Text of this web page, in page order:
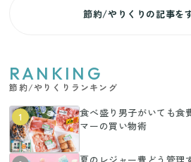
節約/やりくりの記事を
RANKING
節約/やりくりランキング
1
食べ盛り男子がいても食
マーの買い物術